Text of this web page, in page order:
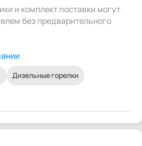
и комплект поставки могут
без предварительного
Дизельные горелки